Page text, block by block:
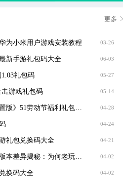
更多
为小米用户游戏安装教程 03-26
新手游礼包码大全 06-03
礼包码 05-27
游戏礼包码 05-14
《永恒岛高清重置版》51劳动节福利礼包码限时放送 04-28
04-24
礼包兑换码大全 04-21
《热江绿色版》版本差异揭秘：为何老玩家都说这才是真正的江湖？ 04-02
换码大全 04-02